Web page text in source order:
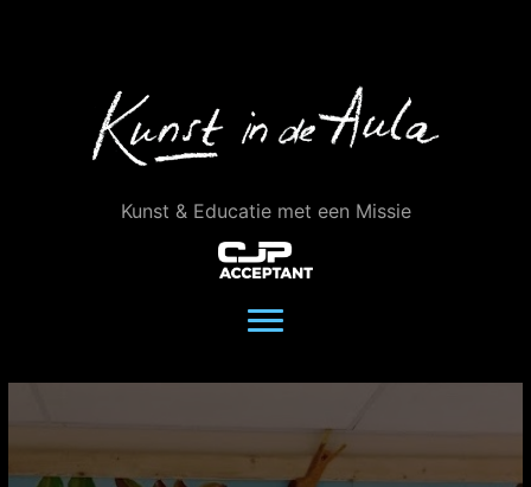
Kunst & Educatie met een Missie